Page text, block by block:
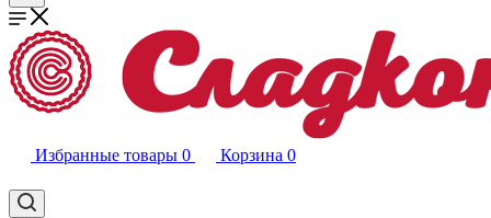
Избранные товары 0 Корзина 0